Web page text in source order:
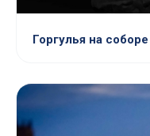
Горгулья на